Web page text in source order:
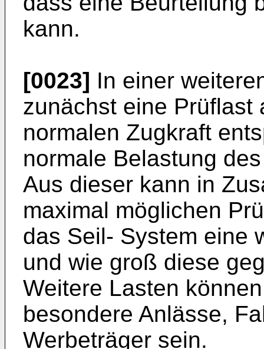
kann.
[0023] In einer
zunächst eine Prüflast
normalen Zugkraft
normale Belastung
Aus dieser kann in
maximal möglichen
das Seil- System eine
und wie groß diese
Weitere Lasten
besondere Anlässe,
Werbeträger sein.